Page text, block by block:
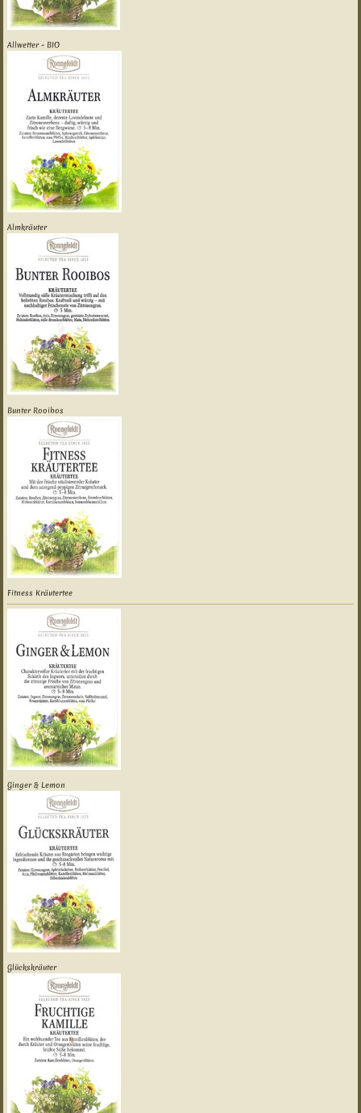
Allwetter - BIO
Almkräuter
Bunter Rooibos
Fitness Kräutertee
Ginger & Lemon
Glückskräuter